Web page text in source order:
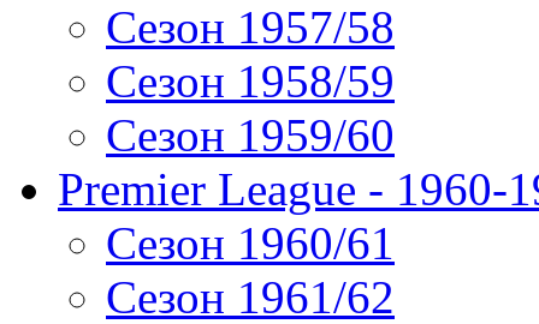
Сезон 1957/58
Сезон 1958/59
Сезон 1959/60
Premier League - 1960-
Сезон 1960/61
Сезон 1961/62